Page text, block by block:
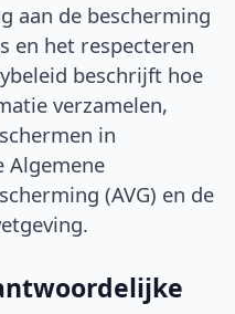
aan de bescherming
en het respecteren
beschrijft hoe
verzamelen,
in
Algemene
(AVG) en de